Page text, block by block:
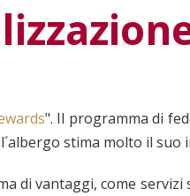
". Il programma di
stima molto il
di vantaggi, come